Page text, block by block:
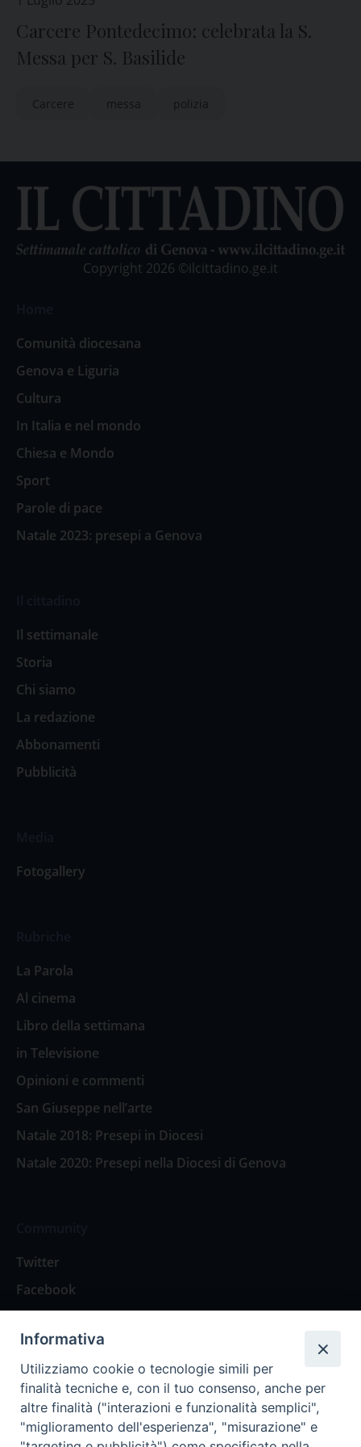
Carcere Pontedecimo: celebrata la S.
Messa per S. Basilide
Carcere messa polizia
Copyright 2026 ©ilcittadino.ge.it
Comunità diocesana
Genova e Liguria
Cultura
In Italia e nel mondo
Chiesa e Mondo
Sport
Parole di pace
Natale 2023: presepi a Genova
Il settimanale
Storia
Chi siamo
La redazione
Abbonamenti
Pubblicità
Fotogallery
La Parola
Al cinema
Libro della settimana
in Televisione
Opinioni e commenti
San Giuseppe nell’arte
Natale 2018: Presepi in Diocesi
Natale 2020: Presepi nella Diocesi di Genova
Twitter
Facebook
Contattaci
Spazio Lettori
Eventi
Informativa
Utilizziamo cookie o tecnologie simili per
finalità tecniche e, con il tuo consenso, anche per
altre finalità ("interazioni e funzionalità semplici",
"miglioramento dell'esperienza", "misurazione" e